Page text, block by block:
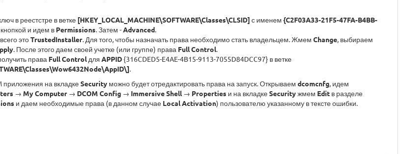
в реестстре в ветке [HKEY_LOCAL_MACHINE\SOFTWARE\Classes\CLSID] с именем {C2F03A33-21F5-47FA-B4BB-
и идем в Permissions. Затем -Advanced.
этоTrustedInstaller. Для того, чтобы назначать права необходимо стать владельцем. Жмем Change, выбираем
. После этого даем своей учетке (или группе) права Full Control.
права Full Controlдля APPID{316CDED5-E4AE-4B15-9113-7055D84DCC97} в ветке
.
приложения на вкладкеSecurity можно будет отредактировать права на запуск. Открываем dcomcnfg, идем
→ My Computer → DCOM Config → Immersive Shell→ Properties и на вкладкеSecurityжмем Edit в разделе
и даем необходимые права (в данном случае Local Activation) пользователю указанному в тексте ошибки.